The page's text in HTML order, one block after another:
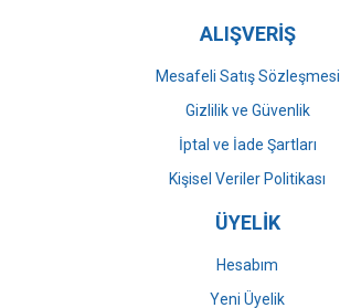
ALIŞVERİŞ
Mesafeli Satış Sözleşmesi
Gizlilik ve Güvenlik
İptal ve İade Şartları
Kişisel Veriler Politikası
ÜYELİK
Hesabım
Yeni Üyelik